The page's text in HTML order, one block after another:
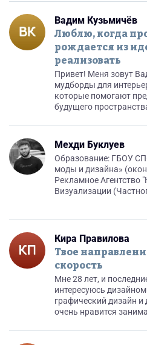
Вадим Кузьмичёв
Люблю, когда
рождается из
реализовать
Привет! Меня зовут
мудборды для
которые помогают
будущего
Мехди Буклуев
Образование: ГБОУ
моды и дизайна»
Рекламное Агентство
Визуализации
Кира Правилова
Твое
скорость
Мне 28 лет, и
интересуюсь
графический дизайн
очень нравится